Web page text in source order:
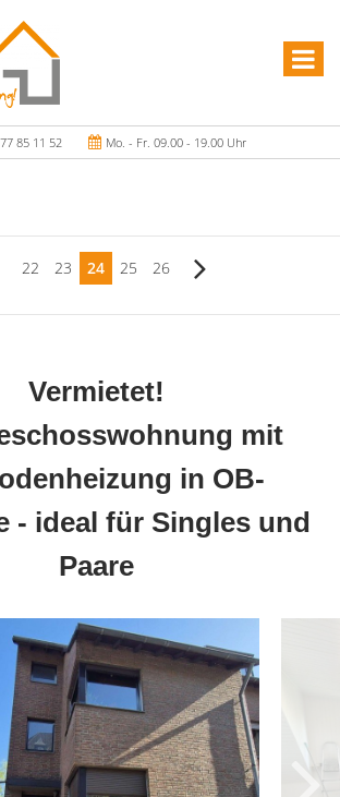
85 11 52 Mo. - Fr. 09.00 - 19.00 Uhr
22 23 24 25 26
Vermietet!
mit
in OB-
- ideal für Singles und
Paare